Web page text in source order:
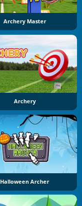
Archery Master
Archery
Halloween Archer